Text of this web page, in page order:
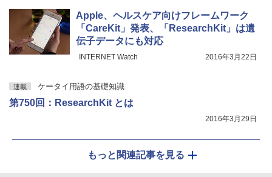
Apple、ヘルスケア向けフレームワーク
「CareKit」発表、「ResearchKit」は遺
伝子データにも対応
INTERNET Watch 2016年3月22日
連載 ケータイ用語の基礎知識
第750回：ResearchKit とは
2016年3月29日
もっと関連記事を見る